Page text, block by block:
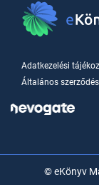
Adatkezelési
Általános
© eKönyv